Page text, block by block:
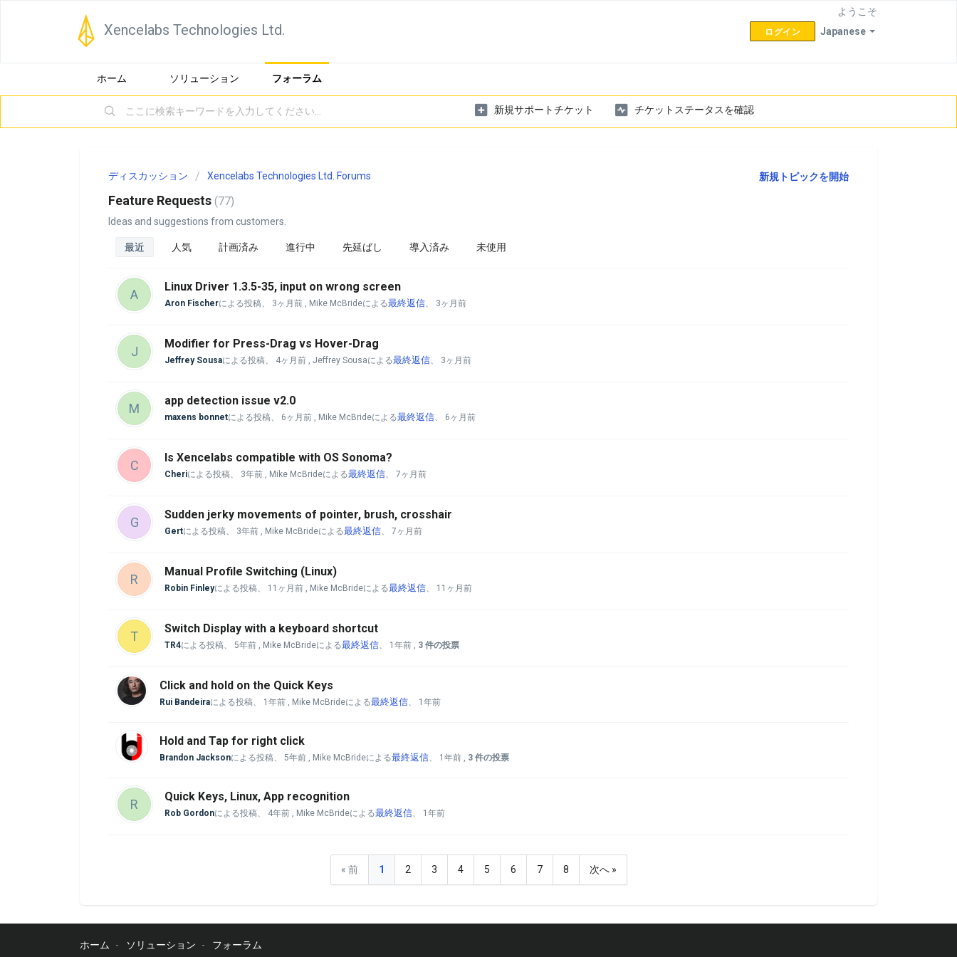
Xencelabs Technologies Ltd. Japanese
ようこそ
ログイン
ホーム ソリューション フォーラム
新規サポートチケット チケットステータスを確認
新規トピックを開始
ディスカッション Xencelabs Technologies Ltd. Forums
Feature Requests 77
Ideas and suggestions from customers.
最近 人気 計画済み 進行中 先延ばし 導入済み 未使用
A
Linux Driver 1.3.5-35, input on wrong screen
Aron Fischerによる投稿、 3ヶ月前 , Mike McBrideによる最終返信、 3ヶ月前
J
Modifier for Press-Drag vs Hover-Drag
Jeffrey Sousaによる投稿、 4ヶ月前 , Jeffrey Sousaによる最終返信、 3ヶ月前
M
app detection issue v2.0
maxens bonnetによる投稿、 6ヶ月前 , Mike McBrideによる最終返信、 6ヶ月前
C
Is Xencelabs compatible with OS Sonoma?
Cheriによる投稿、 3年前 , Mike McBrideによる最終返信、 7ヶ月前
G
Sudden jerky movements of pointer, brush, crosshair
Gertによる投稿、 3年前 , Mike McBrideによる最終返信、 7ヶ月前
R
Manual Profile Switching (Linux)
Robin Finleyによる投稿、 11ヶ月前 , Mike McBrideによる最終返信、 11ヶ月前
T
Switch Display with a keyboard shortcut
TR4による投稿、 5年前 , Mike McBrideによる最終返信、 1年前 , 3 件の投票
Click and hold on the Quick Keys
Rui Bandeiraによる投稿、 1年前 , Mike McBrideによる最終返信、 1年前
Hold and Tap for right click
Brandon Jacksonによる投稿、 5年前 , Mike McBrideによる最終返信、 1年前 , 3 件の投票
R
Quick Keys, Linux, App recognition
Rob Gordonによる投稿、 4年前 , Mike McBrideによる最終返信、 1年前
« 前 1 2 3 4 5 6 7 8 次へ »
ホーム ソリューション フォーラム